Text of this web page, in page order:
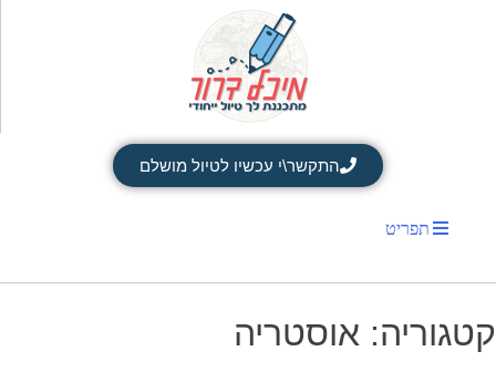
התקשר\י עכשיו לטיול מושלם
תפריט
קטגוריה: אוסטריה